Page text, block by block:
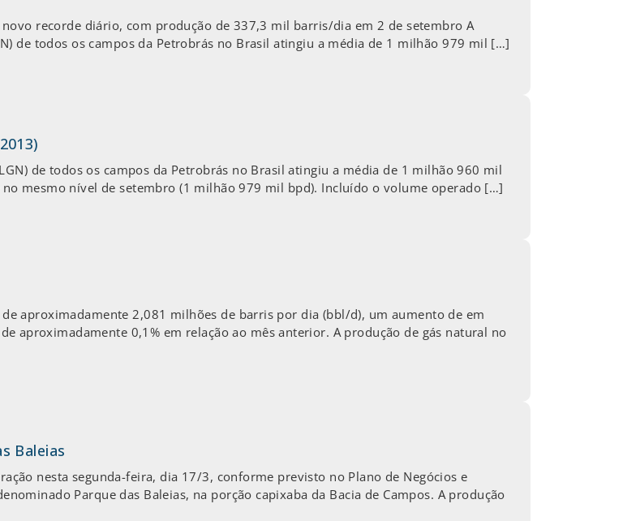
recorde diário, com produção de 337,3 mil barris/dia em 2 de setembro A
de todos os campos da Petrobrás no Brasil atingiu a média de 1 milhão 979 mil […]
de todos os campos da Petrobrás no Brasil atingiu a média de 1 milhão 960 mil
mesmo nível de setembro (1 milhão 979 mil bpd). Incluído o volume operado […]
aproximadamente 2,081 milhões de barris por dia (bbl/d), um aumento de em
aproximadamente 0,1% em relação ao mês anterior. A produção de gás natural no
Baleias
nesta segunda-feira, dia 17/3, conforme previsto no Plano de Negócios e
Parque das Baleias, na porção capixaba da Bacia de Campos. A produção